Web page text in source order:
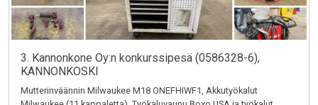
3. Kannonkone Oy:n konkurssipesä (0586328-6),
KANNONKOSKI
Mutterinväännin Milwaukee M18 ONEFHIWF1, Akkutyökalut